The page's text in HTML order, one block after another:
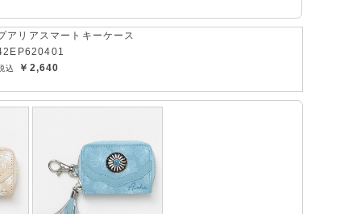
アリアスマートキーケース
￥2,640